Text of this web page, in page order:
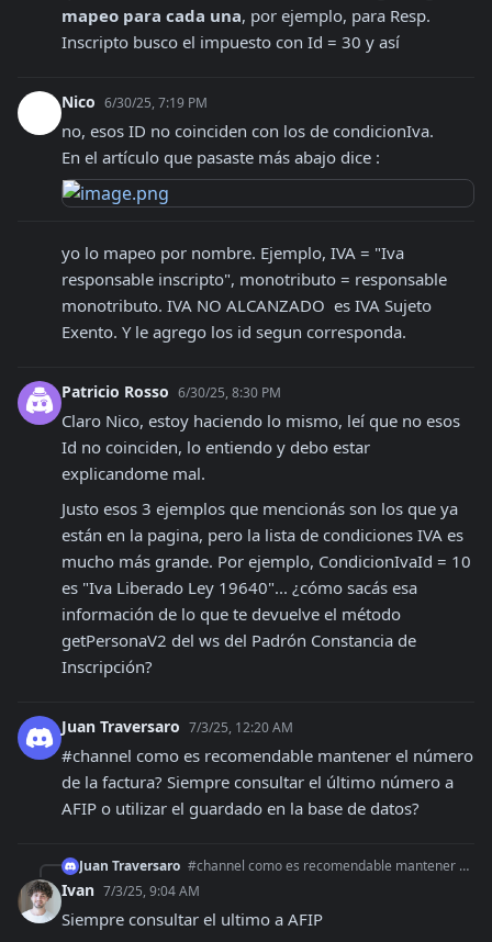
mapeo para cada una, por ejemplo, para Resp.
Inscripto busco el impuesto con Id = 30 y así
Nico 6/30/25, 7:19 PM
no, esos ID no coinciden con los de condicionIva.
En el artículo que pasaste más abajo dice :
yo lo mapeo por nombre. Ejemplo, IVA = "Iva
responsable inscripto", monotributo = responsable
monotributo. IVA NO ALCANZADO  es IVA Sujeto
Exento. Y le agrego los id segun corresponda.
Patricio Rosso 6/30/25, 8:30 PM
Claro Nico, estoy haciendo lo mismo, leí que no esos
Id no coinciden, lo entiendo y debo estar
explicandome mal.
Justo esos 3 ejemplos que mencionás son los que ya
están en la pagina, pero la lista de condiciones IVA es
mucho más grande. Por ejemplo, CondicionIvaId = 10
es "Iva Liberado Ley 19640"... ¿cómo sacás esa
información de lo que te devuelve el método
getPersonaV2 del ws del Padrón Constancia de
Inscripción?
Juan Traversaro 7/3/25, 12:20 AM
#channel como es recomendable mantener el número
de la factura? Siempre consultar el último número a
AFIP o utilizar el guardado en la base de datos?
Juan Traversaro #channel como es recomendable mantener el número de la factura? Siempre consultar el último número a AFIP o utilizar el guardado en la base de datos?
Ivan 7/3/25, 9:04 AM
Siempre consultar el ultimo a AFIP